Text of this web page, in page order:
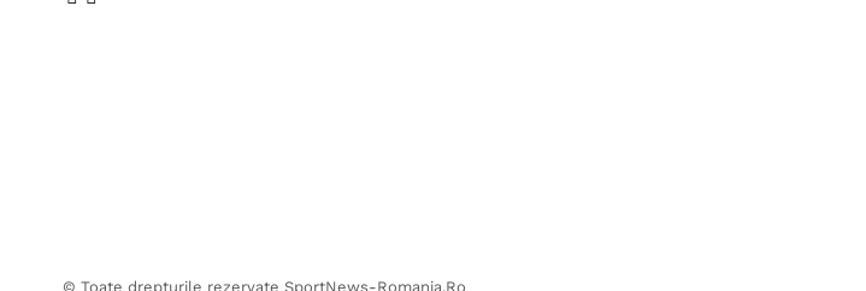
© Toate drepturile rezervate SportNews-Romania.Ro